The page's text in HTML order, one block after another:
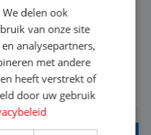
ga je de
interne
de hand van deze
producten zoals
dashboards
leveren. Deze
middel van de data
delen ook
van onze site
analysepartners,
met andere
heeft verstrekt of
door uw gebruik